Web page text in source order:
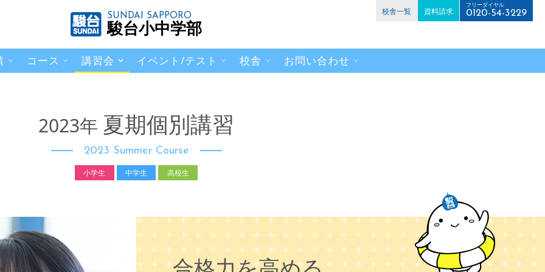
2023年 夏期個別講習
2023 Summer Course
小学生 中学生 高校生
SUNDAI SAPPORO
駿台小中学部
校舎一覧 資料請求
フリーダイヤル
0120-54-3229
コース 講習会 イベント/テスト 校舎 お問い合わせ